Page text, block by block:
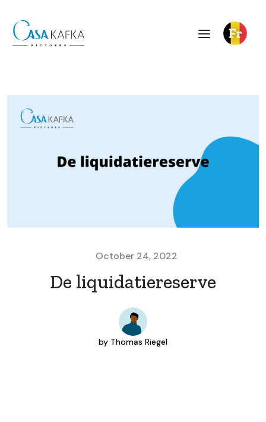
October 24, 2022
De liquidatiereserve
by Thomas Riegel